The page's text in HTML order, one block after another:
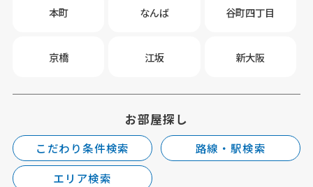
本町 なんば 谷町四丁目
京橋 江坂 新大阪
お部屋探し
こだわり条件検索
路線・駅検索
エリア検索